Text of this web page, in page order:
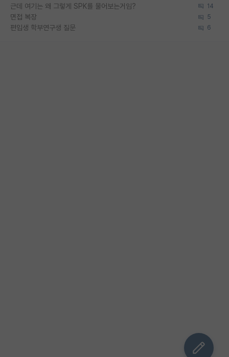
근데 여기는 왜 그렇게 SPK를 물어보는거임? 14
면접 복장 5
편입생 학부연구생 질문 6